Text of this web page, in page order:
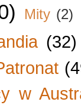
Mity (2)
(32)
w